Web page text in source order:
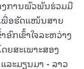
ງການພົວພັນຮ່ວມມື
ພື່ອຮັດແໜ້ນສາຍ
ອົກເຂົ້າໃຈລະຫວ່າງ
ຍສະເພາະສອງ
ລະມຽນມາ - ລາວ